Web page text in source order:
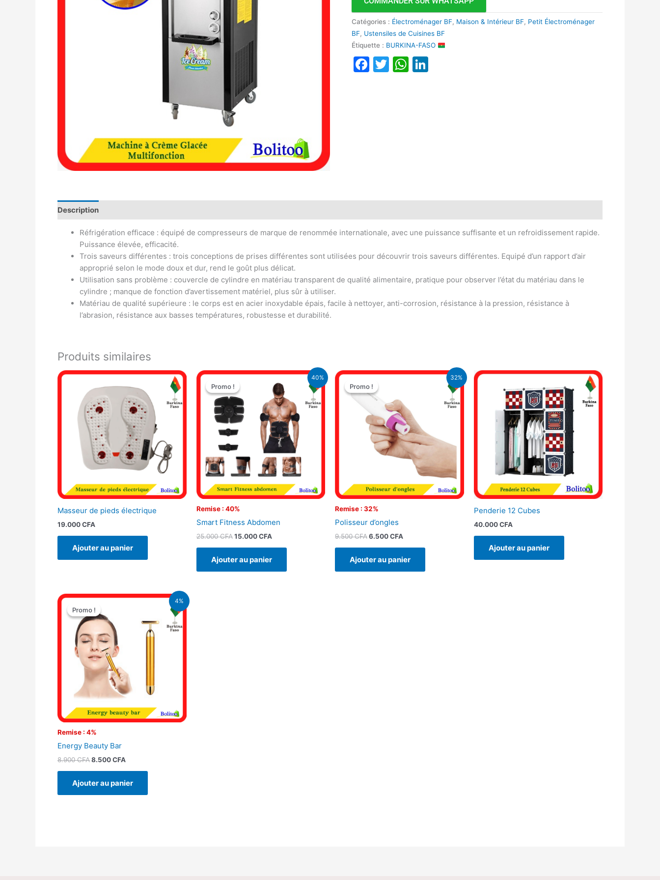
Catégories : Électroménager BF, Maison & Intérieur BF, Petit Électroménager
BF, Ustensiles de Cuisines BF
Étiquette : BURKINA-FASO
Facebook
TwitterWhatsApp
Description
Réfrigération efficace : équipé de compresseurs de marque de renommée internationale, avec une puissance suffisante et un refroidissement rapide.
Puissance élevée, efficacité.
Trois saveurs différentes : trois conceptions de prises différentes sont utilisées pour découvrir trois saveurs différentes. Equipé d’un rapport d’air
approprié selon le mode doux et dur, rend le goût plus délicat.
Utilisation sans problème : couvercle de cylindre en matériau transparent de qualité alimentaire, pratique pour observer l’état du matériau dans le
cylindre ; manque de fonction d’avertissement matériel, plus sûr à utiliser.
Matériau de qualité supérieure : le corps est en acier inoxydable épais, facile à nettoyer, anti-corrosion, résistance à la pression, résistance à
l’abrasion, résistance aux basses températures, robustesse et durabilité.
Produits similaires
Masseur de pieds électrique
19.000CFA
Ajouter au panier
40%
Promo !
Remise : 40%
Promo !
Smart Fitness Abdomen
25.000CFA
Le
initial
était :
25.000 CFA.
15.000CFA
Le
prix
actuel
est :
15.000 CFA.
Ajouter au panier
32%
Promo !
Remise : 32%
Promo !
Polisseur d’ongles
9.500CFA
Le
initial
était :
9.500 CFA.
6.500CFA
Le
6.500 CFA.
Ajouter au panier
Penderie 12 Cubes
40.000CFA
Ajouter au panier
4%
Promo !
Remise : 4%
Promo !
Energy Beauty Bar
8.900CFA
Le
initial
était :
8.900 CFA.
8.500CFA
Le
8.500 CFA.
Ajouter au panier